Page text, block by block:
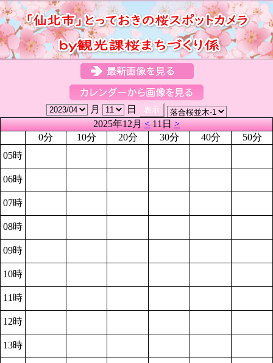
月
日
2025年12月<11日>
0分
10分 20分 30分 40分
50分
05時
06時
07時
08時
09時
10時
11時
12時
13時